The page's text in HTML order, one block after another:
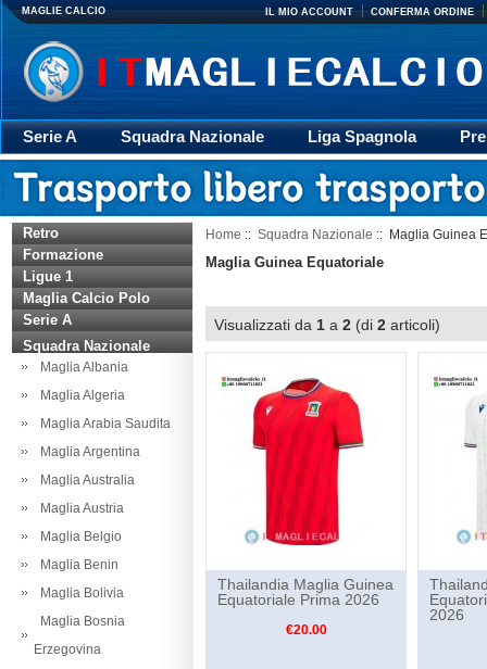
MAGLIE CALCIO IL MIO ACCOUNT CONFERMA ORDINE
Serie A Squadra Nazionale Liga Spagnola
Giacca
Rugby trasporto Retro
Retro
Formazione
Ligue 1
Maglia Calcio Polo
Serie A
Squadra Nazionale
Maglia Albania
Maglia Algeria
Maglia Arabia Saudita
Maglia Argentina
Maglia Australia
Maglia Austria
Maglia Belgio
Maglia Benin
Maglia Bolivia
Maglia Bosnia
Erzegovina
Home :: Squadra Nazionale :: Maglia Guinea
Maglia Guinea Equatoriale
Visualizzati da 1 a 2 (di 2 articoli)
Thailandia Maglia Guinea
Equatoriale Prima 2026
€20.00
2026